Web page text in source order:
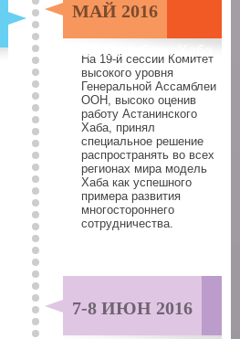
МАЙ 2016
Оценка работы Хаба
ООН
На 19-й сессии Комитет
высокого уровня
Генеральной Ассамблеи
ООН, высоко оценив
работу Астанинского
Хаба, принял
специальное решение
распространять во всех
регионах мира модель
Хаба как успешного
примера развития
многостороннего
сотрудничества.
7-8 ИЮН 2016